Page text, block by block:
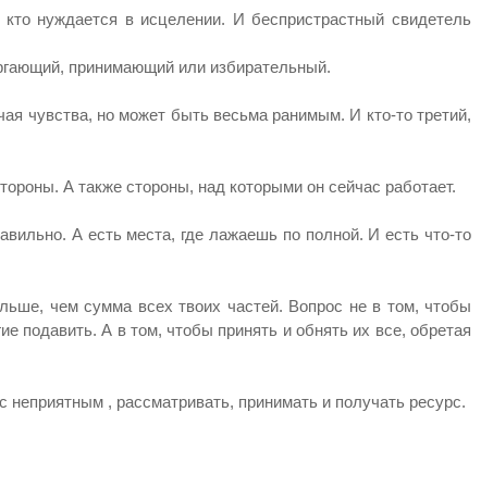
нуждается в исцелении. И беспристрастный свидетель
принимающий или избирательный.
чувства, но может быть весьма ранимым. И кто-то третий,
А также стороны, над которыми он сейчас работает.
А есть места, где лажаешь по полной. И есть что-то
чем сумма всех твоих частей. Вопрос не в том, чтобы
подавить. А в том, чтобы принять и обнять их все, обретая
неприятным , рассматривать, принимать и получать ресурс.